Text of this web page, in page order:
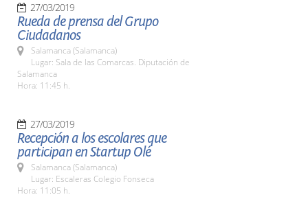
27/03/2019
Rueda de prensa del Grupo
Ciudadanos
Salamanca (Salamanca)
Lugar: Sala de las Comarcas. Diputación de
Salamanca
Hora: 11:45 h.
27/03/2019
Recepción a los escolares que
participan en Startup Olé
Salamanca (Salamanca)
Lugar: Escaleras Colegio Fonseca
Hora: 11:05 h.